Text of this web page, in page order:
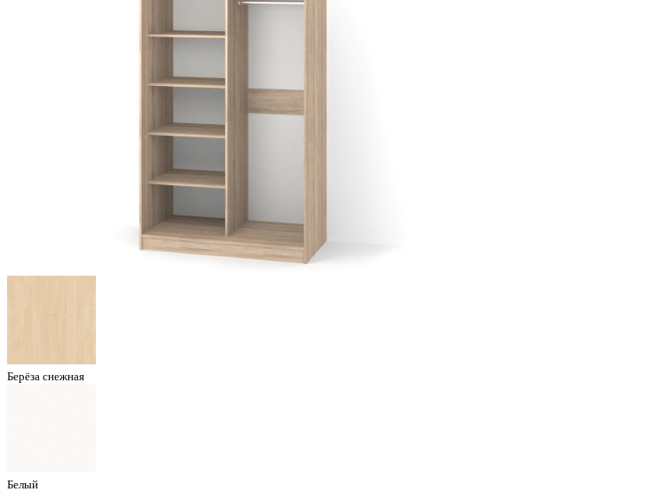
Берёза снежная
Белый